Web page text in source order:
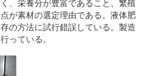
が素材の選定理由である。液体肥
の方法に試行錯誤している。製造
っている。